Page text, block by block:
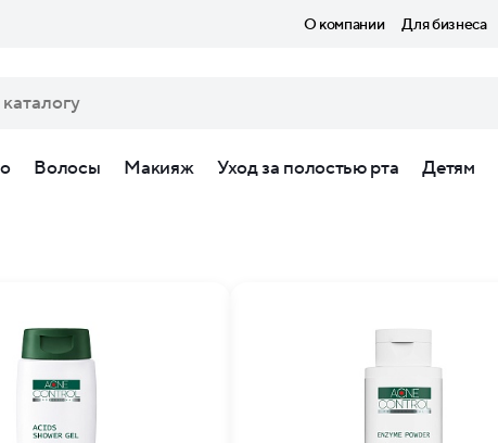
О компании Для бизнеса
Волосы Макияж Уход за полостью рта Детям